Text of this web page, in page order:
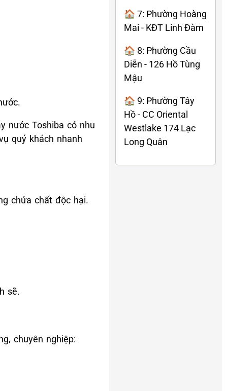
nước Toshiba có nhu
quý khách nhanh
chứa chất độc hại.
sẽ.
chuyên nghiệp:
🏠 7: Phường Hoàng
Mai - KĐT Linh Đàm
🏠 8: Phường Cầu
Diễn - 126 Hồ Tùng
Mậu
🏠 9: Phường Tây
Hồ - CC Oriental
Westlake 174 Lạc
Long Quân